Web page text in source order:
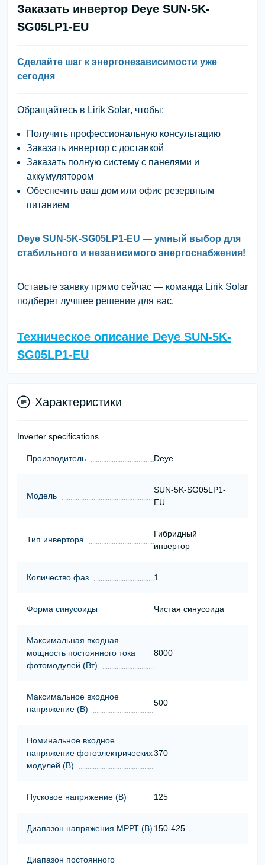
Заказать инвертор Deye SUN-5K-
SG05LP1-EU
Сделайте шаг к энергонезависимости уже
сегодня
Обращайтесь в Lirik Solar, чтобы:
Получить профессиональную консультацию
Заказать инвертор с доставкой
Заказать полную систему с панелями и
аккумулятором
Обеспечить ваш дом или офис резервным
питанием
Deye SUN-5K-SG05LP1-EU — умный выбор для
стабильного и независимого энергоснабжения!
Оставьте заявку прямо сейчас — команда Lirik Solar
подберет лучшее решение для вас.
Техническое описание Deye SUN-5K-
SG05LP1-EU
Характеристики
Inverter specifications
Производитель Deye
Модель
SUN-5K-SG05LP1-
EU
Тип инвертора
Гибридный
инвертор
Количество фаз 1
Форма синусоиды Чистая синусоида
Максимальная входная
мощность постоянного тока
фотомодулей (Вт)
8000
Максимальное входное
напряжение (В)
500
Номинальное входное
напряжение фотоэлектрических
модулей (В)
370
Пусковое напряжение (В) 125
Диапазон напряжения МРРТ (В) 150-425
Диапазон постоянного